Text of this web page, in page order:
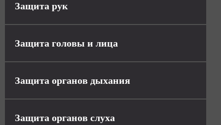
Защита рук
Защита головы и лица
Защита органов дыхания
Защита органов слуха